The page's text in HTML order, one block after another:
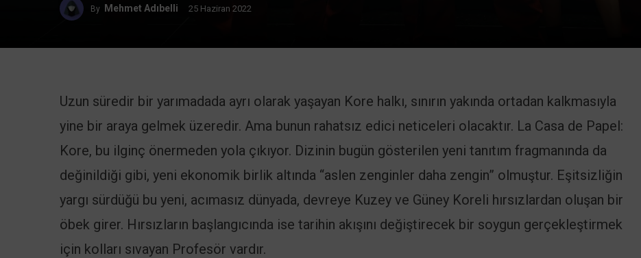
By Mehmet Adıbelli 25 Haziran 2022
Uzun süredir bir yarımadada ayrı olarak yaşayan Kore halkı, sınırın yakında ortadan kalkmasıyla
yine bir araya gelmek üzeredir. Ama bunun rahatsız edici neticeleri olacaktır. La Casa de Papel:
Kore, bu ilginç önermeden yola çıkıyor. Dizinin bugün gösterilen yeni tanıtım fragmanında da
değinildiği gibi, yeni ekonomik birlik altında “aslen zenginler daha zengin” olmuştur. Eşitsizliğin
yargı sürdüğü bu yeni, acımasız dünyada, devreye Kuzey ve Güney Koreli hırsızlardan oluşan bir
öbek girer. Hırsızların başlangıcında ise tarihin akışını değiştirecek bir soygun gerçekleştirmek
için kolları sıvayan Profesör vardır.